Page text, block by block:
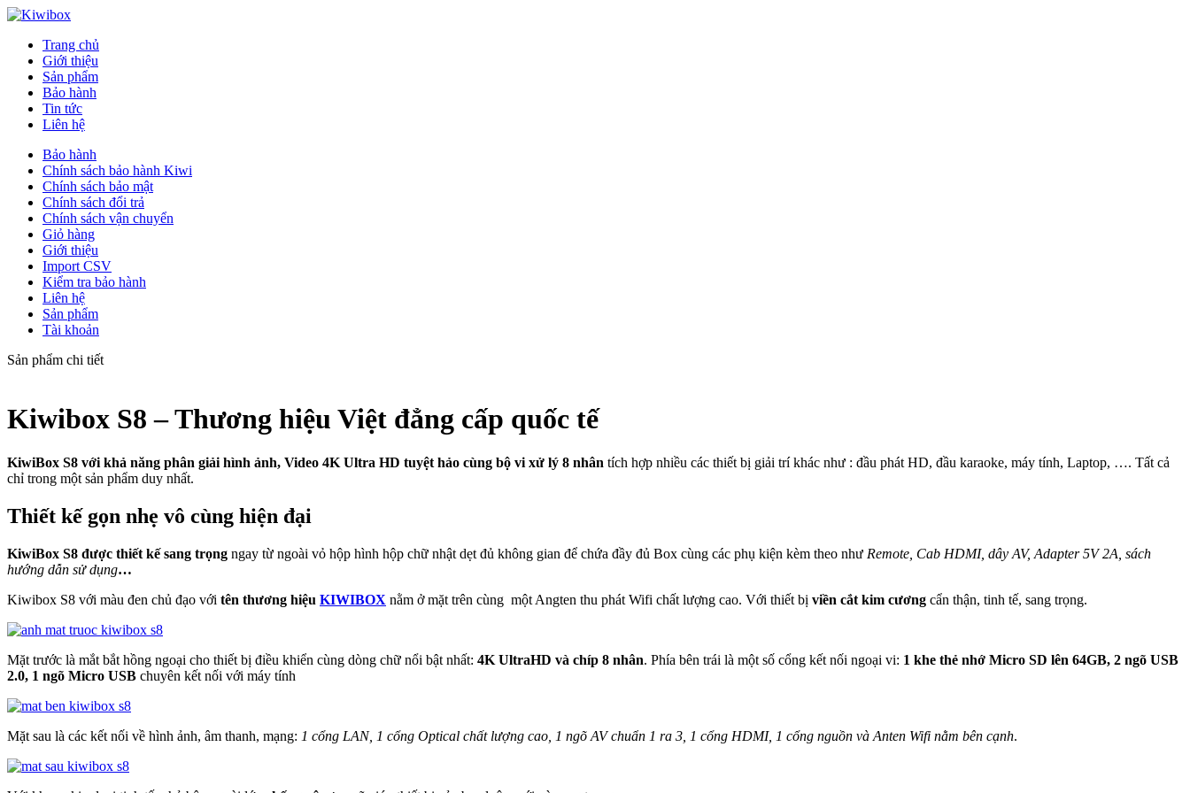
Trang chủ
Giới thiệu
Sản phẩm
Bảo hành
Tin tức
Liên hệ
Bảo hành
Chính sách bảo hành Kiwi
Chính sách bảo mật
Chính sách đổi trả
Chính sách vận chuyển
Giỏ hàng
Giới thiệu
Import CSV
Kiểm tra bảo hành
Liên hệ
Sản phẩm
Tài khoản
Sản phẩm chi tiết
Kiwibox S8 – Thương hiệu Việt đẳng cấp quốc tế
KiwiBox S8 với khả năng phân giải hình ảnh, Video 4K Ultra HD tuyệt hảo cùng bộ vi xử lý 8 nhân tích hợp nhiều các thiết bị giải trí khác như : đầu phát HD, đầu karaoke, máy tính, Laptop, …. Tất cả
chỉ trong một sản phẩm duy nhất.
Thiết kế gọn nhẹ vô cùng hiện đại
KiwiBox S8 được thiết kế sang trọng ngay từ ngoài vỏ hộp hình hộp chữ nhật dẹt đủ không gian để chứa đầy đủ Box cùng các phụ kiện kèm theo như Remote, Cab HDMI, dây AV, Adapter 5V 2A, sách
hướng dẫn sử dụng…
Kiwibox S8 với màu đen chủ đạo với tên thương hiệu KIWIBOX nằm ở mặt trên cùng một Angten thu phát Wifi chất lượng cao. Với thiết bị viền cắt kim cương cẩn thận, tinh tế, sang trọng.
Mặt trước là mắt bắt hồng ngoại cho thiết bị điều khiển cùng dòng chữ nổi bật nhất: 4K UltraHD và chíp 8 nhân. Phía bên trái là một số cổng kết nối ngoại vi: 1 khe thẻ nhớ Micro SD lên 64GB, 2 ngõ USB
2.0, 1 ngõ Micro USB chuyên kết nối với máy tính
Mặt sau là các kết nối về hình ảnh, âm thanh, mạng: 1 cổng LAN, 1 cổng Optical chất lượng cao, 1 ngõ AV chuẩn 1 ra 3, 1 cổng HDMI, 1 cổng nguồn và Anten Wifi nằm bên cạnh.